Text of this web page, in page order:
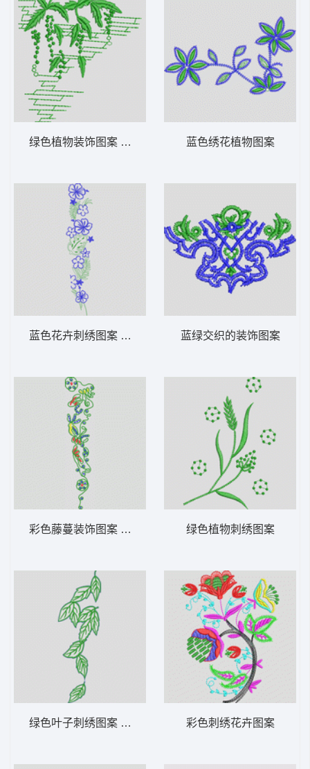
绿色植物装饰图案 牛仔裤
蓝色花卉刺绣图案 牛仔裤
彩色藤蔓装饰图案 牛仔裤
绿色叶子刺绣图案 牛仔裤
蓝色绣花植物图案
蓝绿交织的装饰图案
绿色植物刺绣图案
彩色刺绣花卉图案